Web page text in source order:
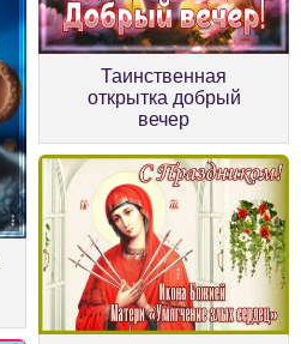
Таинственная
открытка добрый
вечер